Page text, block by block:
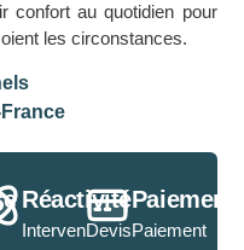
confort au quotidien pour
les circonstances.
Réactivité
IntervenDevis
Paiement
Paiement